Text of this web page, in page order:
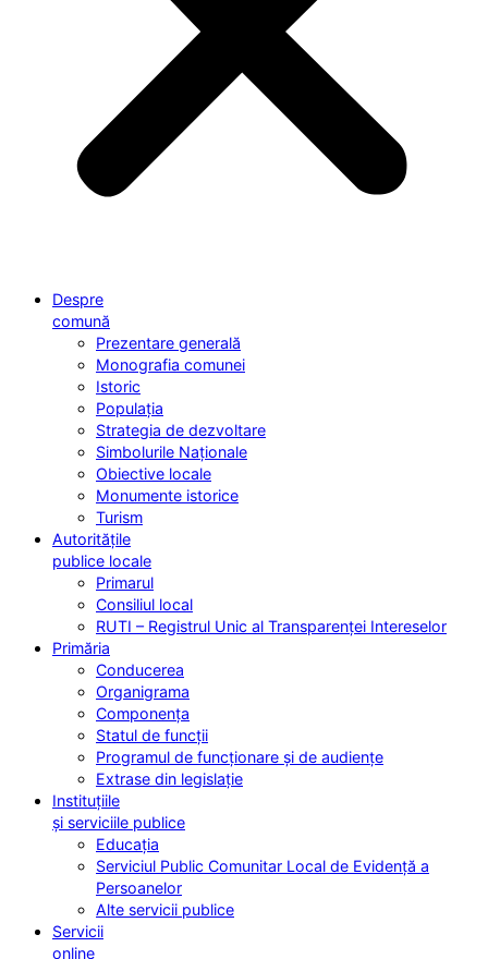
Despre
comună
Prezentare generală
Monografia comunei
Istoric
Populația
Strategia de dezvoltare
Simbolurile Naționale
Obiective locale
Monumente istorice
Turism
Autoritățile
publice locale
Primarul
Consiliul local
RUTI – Registrul Unic al Transparenței Intereselor
Primăria
Conducerea
Organigrama
Componența
Statul de funcții
Programul de funcționare și de audiențe
Extrase din legislație
Instituțiile
și serviciile publice
Educația
Serviciul Public Comunitar Local de Evidență a
Persoanelor
Alte servicii publice
Servicii
online